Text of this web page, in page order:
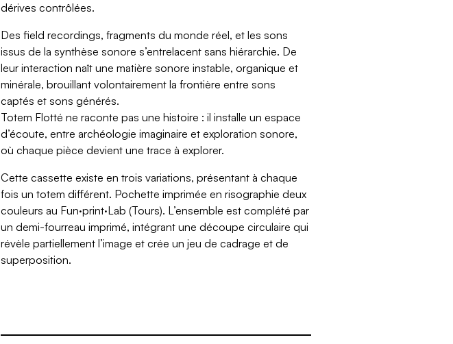
dérives contrôlées.
Des field recordings, fragments du monde réel, et les sons
issus de la synthèse sonore s’entrelacent sans hiérarchie. De
leur interaction naît une matière sonore instable, organique et
minérale, brouillant volontairement la frontière entre sons
captés et sons générés.
Totem Flotté ne raconte pas une histoire : il installe un espace
d’écoute, entre archéologie imaginaire et exploration sonore,
où chaque pièce devient une trace à explorer.
Cette cassette existe en trois variations, présentant à chaque
fois un totem différent. Pochette imprimée en risographie deux
couleurs au Fun·print·Lab (Tours). L’ensemble est complété par
un demi-fourreau imprimé, intégrant une découpe circulaire qui
révèle partiellement l’image et crée un jeu de cadrage et de
superposition.